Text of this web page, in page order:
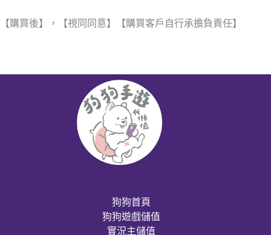
【購買後】，【視同同意】【購買客戶自行承擔負責任】
狗狗首頁
狗狗遊戲儲值
實況主儲值